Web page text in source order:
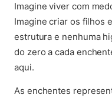
Imagine viver com
Imagine criar os filhos
estrutura e nenhuma
do zero a cada
aqui.
As enchentes